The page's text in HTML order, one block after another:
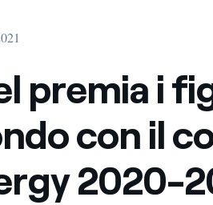
premia i
con il
2020-